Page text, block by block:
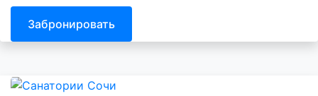
Забронировать